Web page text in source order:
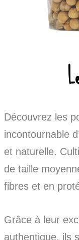
Découvrez les
incontournable
et naturelle.
de taille
fibres et en
Grâce à leur
authentique, ils